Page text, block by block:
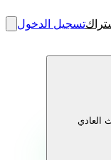
تسجيل الدخول
العادي